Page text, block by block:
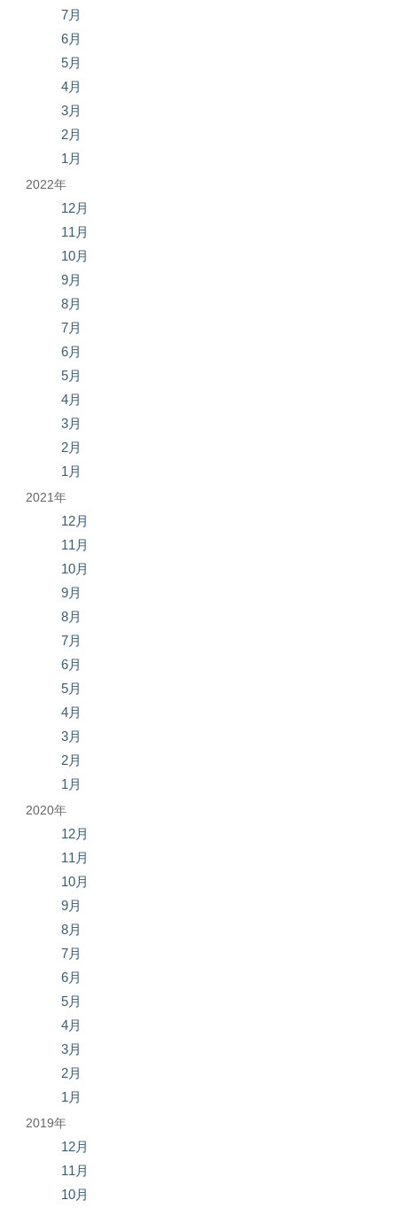
7月
6月
5月
4月
3月
2月
1月
2022年
12月
11月
10月
9月
8月
7月
6月
5月
4月
3月
2月
1月
2021年
12月
11月
10月
9月
8月
7月
6月
5月
4月
3月
2月
1月
2020年
12月
11月
10月
9月
8月
7月
6月
5月
4月
3月
2月
1月
2019年
12月
11月
10月